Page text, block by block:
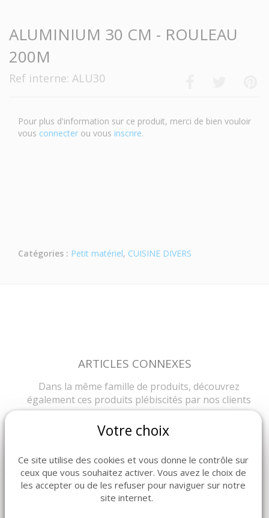
ALUMINIUM 30 CM - ROULEAU
200M
Ref interne: ALU30
Pour plus d'information sur ce produit, merci de bien vouloir
vous connecter ou vous inscrire.
Catégories : Petit matériel, CUISINE DIVERS
ARTICLES CONNEXES
Dans la même famille de produits, découvrez
également ces produits plébiscités par nos clients
Votre choix
Ce site utilise des cookies et vous donne le contrôle sur
ceux que vous souhaitez activer. Vous avez le choix de
les accepter ou de les refuser pour naviguer sur notre
site internet.